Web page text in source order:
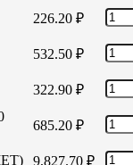
226.20 ₽
532.50 ₽
322.90 ₽
685.20 ₽
9,827.70 ₽